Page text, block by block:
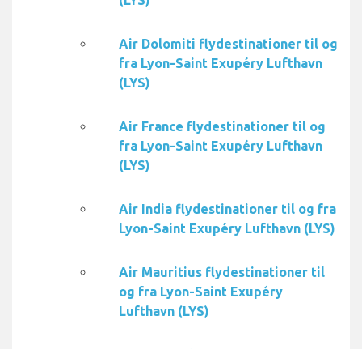
Air Dolomiti flydestinationer til og
fra Lyon-Saint Exupéry Lufthavn
(LYS)
Air France flydestinationer til og
fra Lyon-Saint Exupéry Lufthavn
(LYS)
Air India flydestinationer til og fra
Lyon-Saint Exupéry Lufthavn (LYS)
Air Mauritius flydestinationer til
og fra Lyon-Saint Exupéry
Lufthavn (LYS)